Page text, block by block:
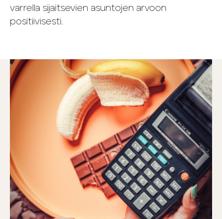
varrella sijaitsevien asuntojen arvoon
positiivisesti.